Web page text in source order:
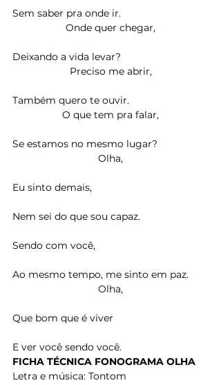
Sem saber pra onde ir.
Onde quer chegar,
Deixando a vida levar?
Preciso me abrir,
Também quero te ouvir.
O que tem pra falar,
Se estamos no mesmo lugar?
Olha,
Eu sinto demais,
Nem sei do que sou capaz.
Sendo com você,
Ao mesmo tempo, me sinto em paz.
Olha,
Que bom que é viver
E ver você sendo você.
FICHA TÉCNICA FONOGRAMA OLHA
Letra e música: Tontom